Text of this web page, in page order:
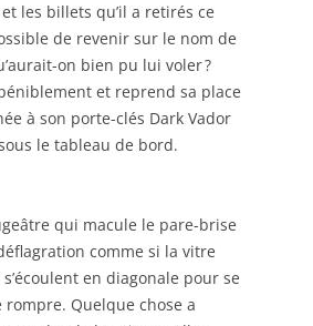
les billets qu’il a retirés ce
de revenir sur le nom de
on bien pu lui voler ?
et reprend sa place
à son porte-clés Dark Vador
le tableau de bord.
qui macule le pare-brise
comme si la vitre
en diagonale pour se
Quelque chose a